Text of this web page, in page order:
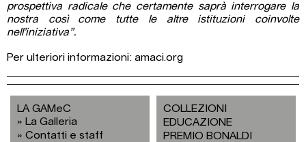
prospettiva radicale che certamente saprà interrogare la
nostra così come tutte le altre istituzioni coinvolte
nell’iniziativa”.
Per ulteriori informazioni: amaci.org
LA GAMeC
La Galleria
Contatti e staff
COLLEZIONI
EDUCAZIONE
PREMIO BONALDI